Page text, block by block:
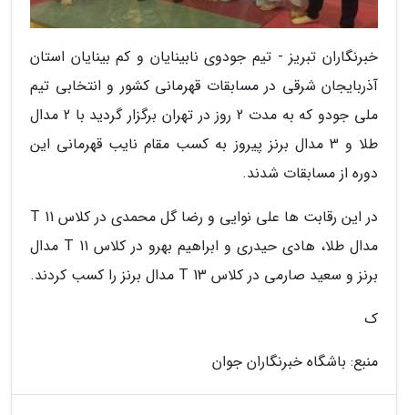
خبرنگاران تبریز - تیم جودوی نابینایان و کم بینایان استان
آذربایجان شرقی در مسابقات قهرمانی کشور و انتخابی تیم
ملی جودو که به مدت 2 روز در تهران برگزار گردید با 2 مدال
طلا و 3 مدال برنز پیروز به کسب مقام نایب قهرمانی این
دوره از مسابقات شدند.
در این رقابت ها علی نوایی و رضا گل محمدی در کلاس T 11
مدال طلا، هادی حیدری و ابراهیم بهرو در کلاس T 11 مدال
برنز و سعید صارمی در کلاس T 13 مدال برنز را کسب کردند.
ک
منبع: باشگاه خبرنگاران جوان